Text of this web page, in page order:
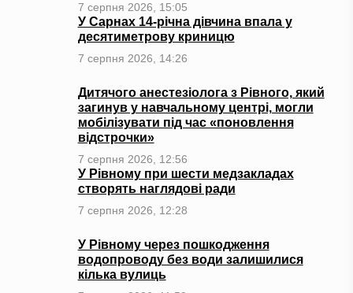
7 серпня 2026, 15:05
У Сарнах 14-річна дівчина впала у
десятиметрову криницю
7 серпня 2026, 14:26
Дитячого анестезіолога з Рівного, який
загинув у навчальному центрі, могли
мобілізувати під час «поновлення
відстрочки»
7 серпня 2026, 12:56
У Рівному при шести медзакладах
створять наглядові ради
7 серпня 2026, 12:28
У Рівному через пошкодження
водопроводу без води залишилися
кілька вулиць